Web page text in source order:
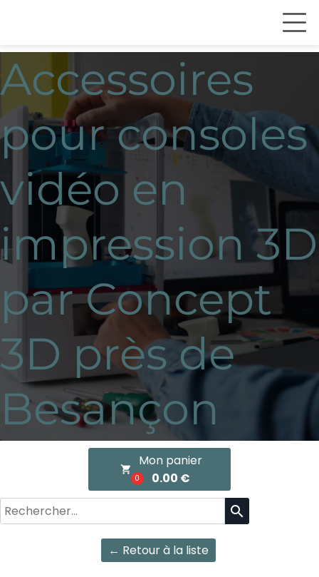
Accessoires
pour consoles
vidéo en
impression 3D
par Concept
3D près de
Besançon
local_grocery_store
0
Mon panier
0.00 €
search
← Retour à la liste